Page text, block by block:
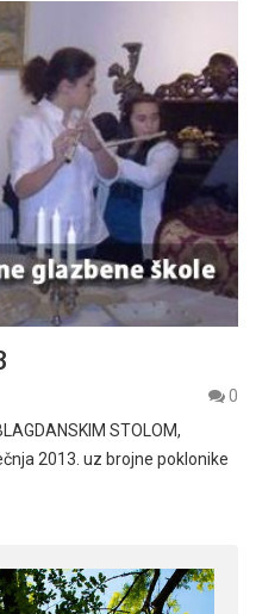
0
STOLOM,
2013. uz brojne poklonike